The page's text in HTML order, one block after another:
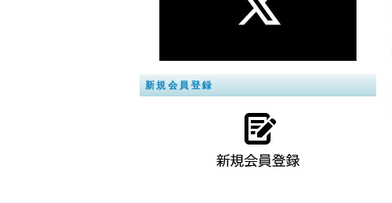
新規会員登録